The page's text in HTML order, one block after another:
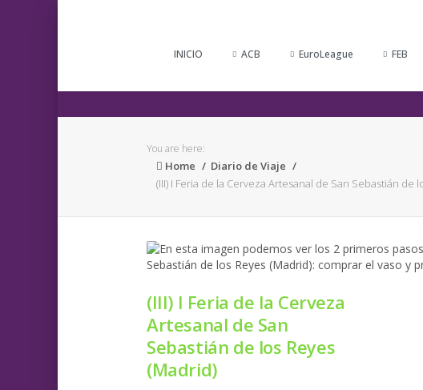
INICIO ACB EuroLeague FEB
You are here:
Home
Diario de Viaje
(III) I Feria de la Cerveza Artesanal de San Sebastián de
(III) I Feria de la Cerveza
Artesanal de San
Sebastián de los Reyes
(Madrid)